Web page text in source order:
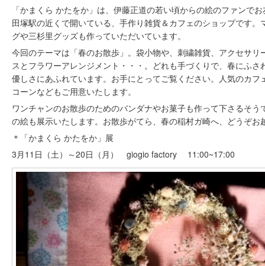
「かまくら かたをか」は、伊藤正道の若い頃からの絵のファンで
田塚駅の近くで開いている、手作り雑貨＆カフェのショップです。
グや三杉里グッズも作っていただいています。
今回のテーマは「春のお散歩」。袋小物や、刺繍雑貨、アクセサリ
スとフラワーアレンジメント・・・。どれも手づくりで、春にふさ
優しさにあふれています。お手にとってご覧ください。人気のカフ
コーンなどもご用意いたします。
ワンチャンのお散歩のためのバンダナやお菓子も作って下さるそう
の絵も展示いたします。お散歩がてら、春の稲村ガ崎へ、どうぞお
＊「かまくら かたをか」展
3月11日（土）～20日（月） giogio factory 11:00~17:00